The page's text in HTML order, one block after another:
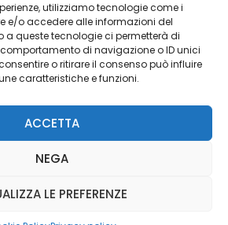
utilizziamo tecnologie come i
e/o accedere alle informazioni del
a queste tecnologie ci permetterà di
di navigazione o ID unici
o ritirare il consenso può influire
caratteristiche e funzioni.
ACCETTA
NEGA
LE PREFERENZE